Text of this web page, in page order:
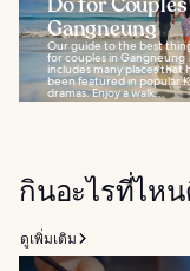
Gangneung
Our guide to the best
for couples in Gangneung
includes many places that
been featured in popular
dramas. Enjoy a walk...
กินอะไรที่ไหน
ดูเพิ่มเติม